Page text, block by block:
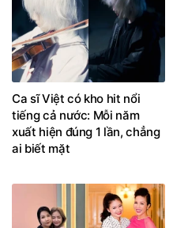
Ca sĩ Việt có kho hit nổi
tiếng cả nước: Mỗi năm
xuất hiện đúng 1 lần, chẳng
ai biết mặt